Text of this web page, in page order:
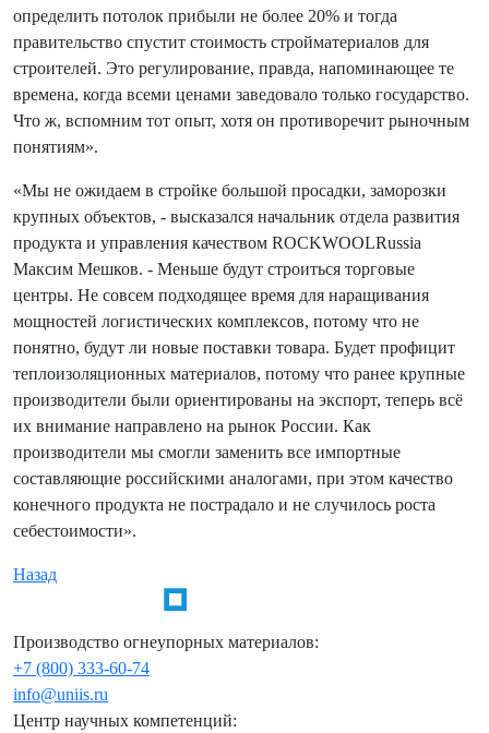
определить потолок прибыли не более 20% и тогда
правительство спустит стоимость стройматериалов для
строителей. Это регулирование, правда, напоминающее те
времена, когда всеми ценами заведовало только государство.
Что ж, вспомним тот опыт, хотя он противоречит рыночным
понятиям».
«Мы не ожидаем в стройке большой просадки, заморозки
крупных объектов, - высказался начальник отдела развития
продукта и управления качеством ROCKWOOLRussia
Максим Мешков. - Меньше будут строиться торговые
центры. Не совсем подходящее время для наращивания
мощностей логистических комплексов, потому что не
понятно, будут ли новые поставки товара. Будет профицит
теплоизоляционных материалов, потому что ранее крупные
производители были ориентированы на экспорт, теперь всё
их внимание направлено на рынок России. Как
производители мы смогли заменить все импортные
составляющие российскими аналогами, при этом качество
конечного продукта не пострадало и не случилось роста
себестоимости».
Назад
Производство огнеупорных материалов:
+7 (800) 333-60-74
info@uniis.ru
Центр научных компетенций: